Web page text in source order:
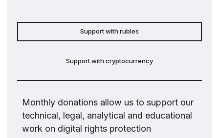
Support with rubles
Support with cryptocurrency
Monthly donations allow us to support our
technical, legal, analytical and educational
work on digital rights protection